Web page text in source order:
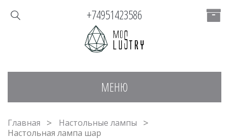
МЕНЮ
+74951423586
Главная
Настольные лампы
Настольная лампа шар